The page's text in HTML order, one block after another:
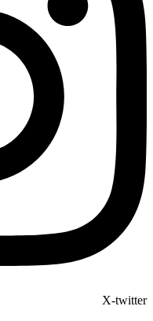
X-twitter